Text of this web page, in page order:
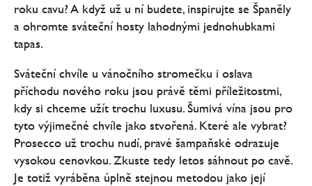
roku cavu? A když už u ní budete, inspirujte se Španěly
a ohromte sváteční hosty lahodnými jednohubkami
tapas.
Sváteční chvíle u vánočního stromečku i oslava
příchodu nového roku jsou právě těmi příležitostmi,
kdy si chceme užít trochu luxusu. Šumivá vína jsou pro
tyto výjimečné chvíle jako stvořená. Které ale vybrat?
Prosecco už trochu nudí, pravé šampaňské odrazuje
vysokou cenovkou. Zkuste tedy letos sáhnout po cavě.
Je totiž vyráběna úplně stejnou metodou jako její